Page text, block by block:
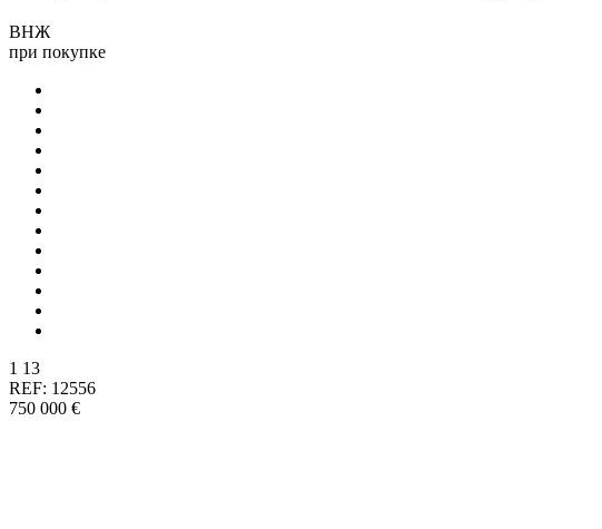
ВНЖ
при покупке
1 13
REF: 12556
750 000 €